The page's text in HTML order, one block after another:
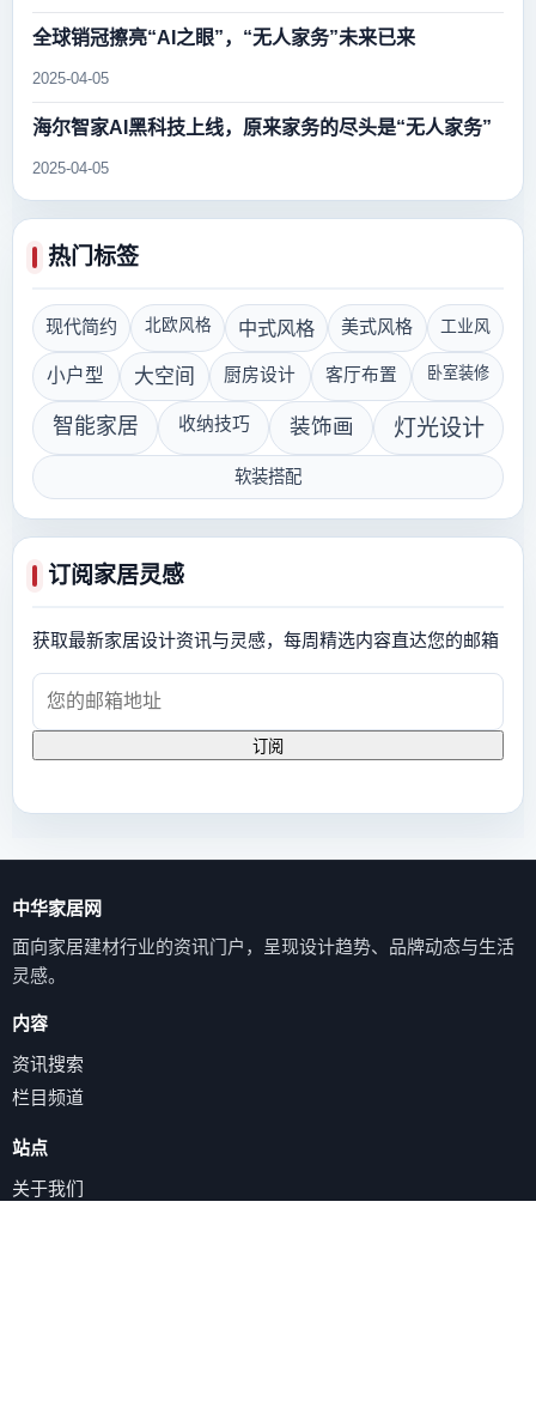
全球销冠擦亮“AI之眼”，“无人家务”未来已来
2025-04-05
海尔智家AI黑科技上线，原来家务的尽头是“无人家务”
2025-04-05
热门标签
现代简约 北欧风格 中式风格 美式风格 工业风
小户型 大空间 厨房设计 客厅布置 卧室装修
智能家居 收纳技巧 装饰画 灯光设计
软装搭配
订阅家居灵感
获取最新家居设计资讯与灵感，每周精选内容直达您的邮箱
订阅
中华家居网
面向家居建材行业的资讯门户，呈现设计趋势、品牌动态与生活
灵感。
内容
资讯搜索
栏目频道
站点
关于我们